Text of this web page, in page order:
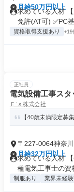
月給50万円以上
求めている人材
免許(AT可) ✅PC基
資格取得支援あり +19
正社員
電気設備工事スタ
Ｅ’ｓ株式会社
【40歳未満限定募
〒227-0064神奈
月給32万円以上
求めている人材
種電気工事士の資
制服あり 業界未経